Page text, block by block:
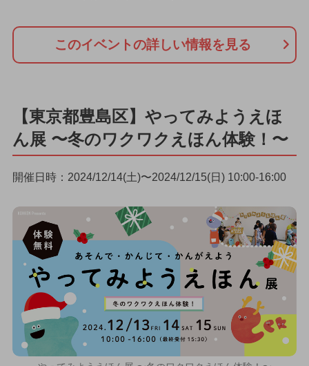
このイベントの詳しい情報を見る
【東京都豊島区】やってみようえほ
ん展 〜冬のワクワクえほん体験！〜
開催日時：2024/12/14(土)〜2024/12/15(日) 10:00-16:00